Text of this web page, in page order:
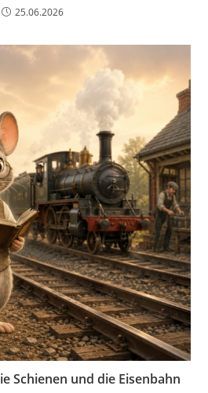
25.06.2026
Schienen und die Eisenbahn